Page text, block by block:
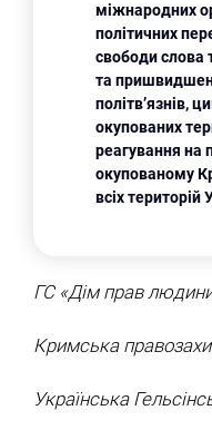
міжнародних
політичних
свободи слова
та
політв’язнів,
окупованих
реагування на
окупованому
всіх територій
ГС «Дім прав
Кримська
Українська